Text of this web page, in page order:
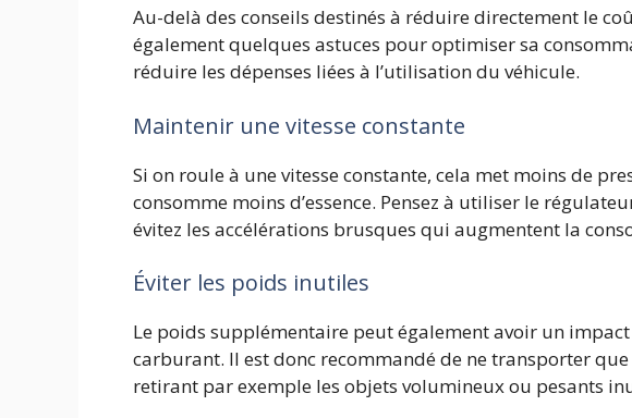
Au-delà des conseils destinés à réduire directement le
également quelques astuces pour optimiser sa
réduire les dépenses liées à l’utilisation du véhicule.
Maintenir une vitesse constante
Si on roule à une vitesse constante, cela met moins de
consomme moins d’essence. Pensez à utiliser le
évitez les accélérations brusques qui augmentent la
Éviter les poids inutiles
Le poids supplémentaire peut également avoir un
carburant. Il est donc recommandé de ne transporter que
retirant par exemple les objets volumineux ou pesants